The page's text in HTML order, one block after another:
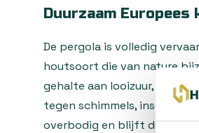
Duurzaam
De pergola is volledig
houtsoort die van nature
gehalte aan looizuur, een
tegen schimmels, insecten
overbodig en blijft de